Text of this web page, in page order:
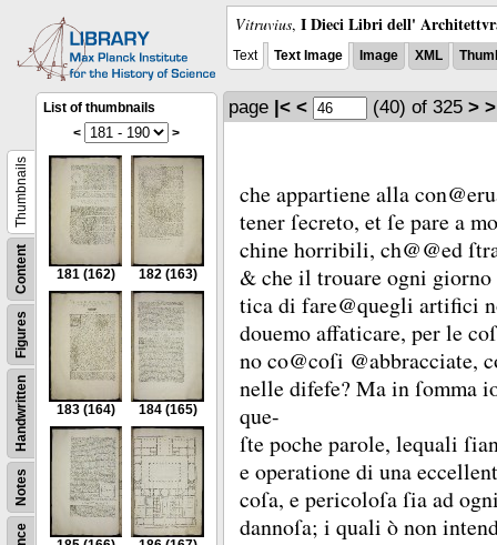
Vitruvius, I Dieci Libri dell'
Text Text Image Image XML
Notes
Handwritten
Figures
Content
Thumbnails
List of thumbnails
<
>
181 (162) 182 (163)
183 (164) 184 (165)
page |< < (40) of 325 >
che appartiene alla
tener ſecreto, et ſe pare a
chine horribili, ch@@ed
&che il trouare ogni
tica di fare@quegli artifici
douemo affaticare, per le
no co@coſi @abbracciate,
nelle difefe?Ma in ſomma
que-
ſte poche parole, lequali
e operatione di una
coſa, e pericoloſa ſia ad
dannoſa; i quali ò non